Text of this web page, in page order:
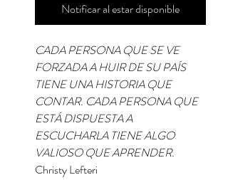
Notificar al estar disponible
CADA PERSONA QUE SE VE
FORZADA A HUIR DE SU PAÍS
TIENE UNA HISTORIA QUE
CONTAR. CADA PERSONA QUE
ESTÁ DISPUESTA A
ESCUCHARLA TIENE ALGO
VALIOSO QUE APRENDER.
Christy Lefteri